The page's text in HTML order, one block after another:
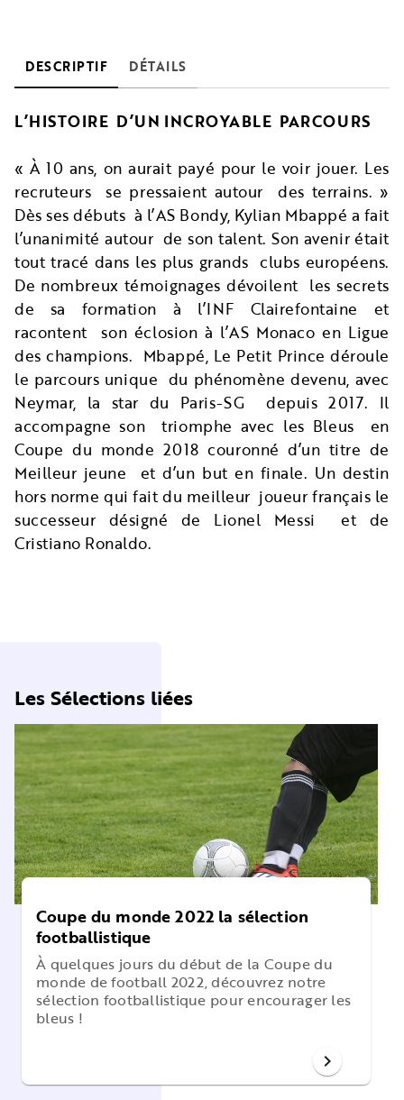
DESCRIPTIF DÉTAILS
L’HISTOIRE D’UN INCROYABLE PARCOURS
« À 10 ans, on aurait payé pour le voir jouer. Les
recruteurs se pressaient autour des terrains. »
Dès ses débuts à l’AS Bondy, Kylian Mbappé a fait
l’unanimité autour de son talent. Son avenir était
tout tracé dans les plus grands clubs européens.
De nombreux témoignages dévoilent les secrets
de sa formation à l’INF Clairefontaine et
racontent son éclosion à l’AS Monaco en Ligue
des champions. Mbappé, Le Petit Prince déroule
le parcours unique du phénomène devenu, avec
Neymar, la star du Paris-SG depuis 2017. Il
accompagne son triomphe avec les Bleus en
Coupe du monde 2018 couronné d’un titre de
Meilleur jeune et d’un but en finale. Un destin
hors norme qui fait du meilleur joueur français le
successeur désigné de Lionel Messi et de
Cristiano Ronaldo.
Les Sélections liées
Coupe du monde 2022 la sélection
footballistique
À quelques jours du début de la Coupe du
monde de football 2022, découvrez notre
sélection footballistique pour encourager les
bleus !
chevron_right